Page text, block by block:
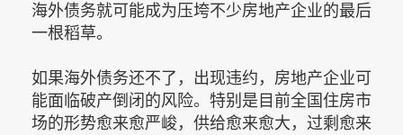
海外债务就可能成为压垮不少房地产企业的最后
一根稻草。
如果海外债务还不了，出现违约，房地产企业可
能面临破产倒闭的风险。特别是目前全国住房市
场的形势愈来愈严峻，供给愈来愈大，过剩愈来